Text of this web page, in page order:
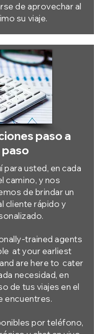
de aprovechar al
su viaje.
paso a
paso
para usted, en cada
camino, y nos
de brindar un
cliente rápido y
trained agents
at your earliest
are here to cater
necesidad, en
de tus viajes en el
encuentres.
por teléfono,